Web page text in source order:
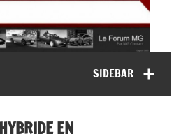
MG Contact
MG F, MG A, Midget…)SIDEBAR
EN